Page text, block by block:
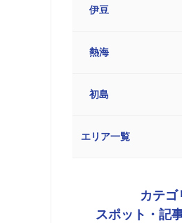
伊豆
熱海
初島
エリア一覧
カテゴ
スポット・記